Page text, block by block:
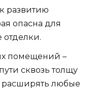
развитию
опасна для
помещений –
сквозь толщу
расширять любые